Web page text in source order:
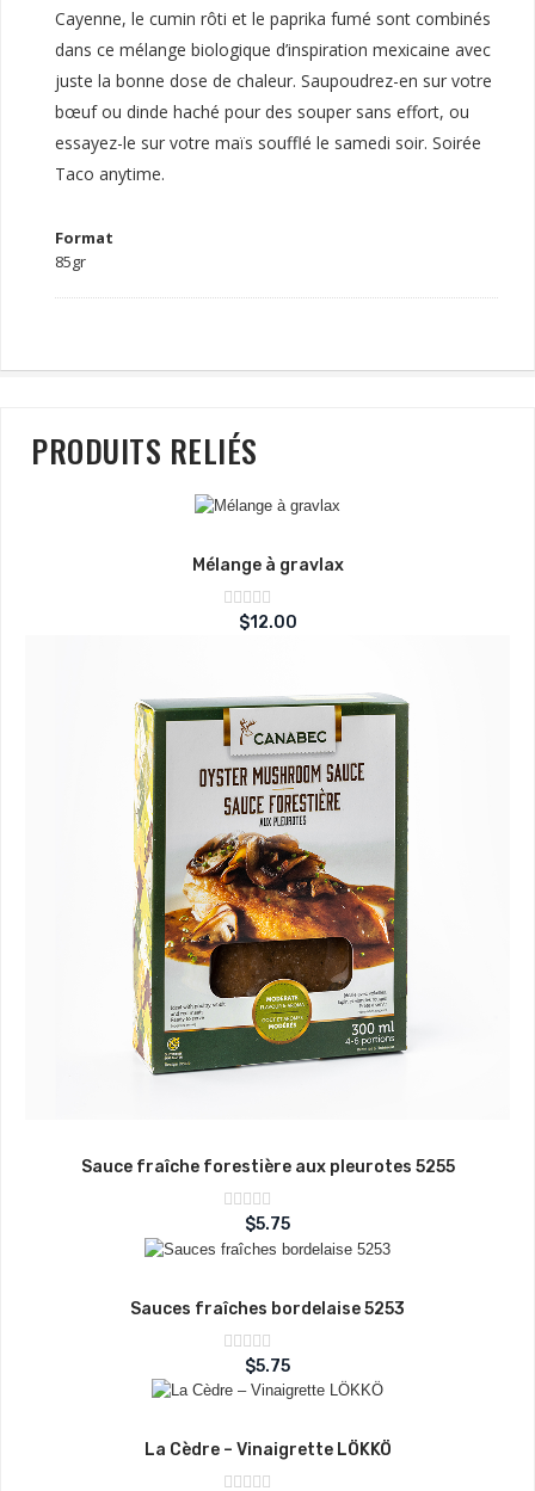
Cayenne, le cumin rôti et le paprika fumé sont combinés
dans ce mélange biologique d’inspiration mexicaine avec
juste la bonne dose de chaleur. Saupoudrez-en sur votre
bœuf ou dinde haché pour des souper sans effort, ou
essayez-le sur votre maïs soufflé le samedi soir. Soirée
Taco anytime.
Format
85gr
PRODUITS RELIÉS
Mélange à gravlax
Note
sur
$12.00
Sauce fraîche forestière aux pleurotes 5255
Note
sur
5
$5.75
Sauces fraîches bordelaise 5253
Note
sur
5
$5.75
La Cèdre – Vinaigrette LÖKKÖ